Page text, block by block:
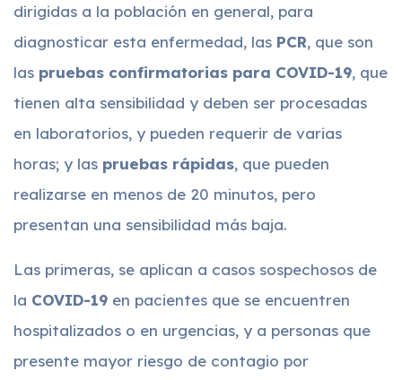
dirigidas a la población en general, para
diagnosticar esta enfermedad, las PCR, que son
las pruebas confirmatorias para COVID-19, que
tienen alta sensibilidad y deben ser procesadas
en laboratorios, y pueden requerir de varias
horas; y las pruebas rápidas, que pueden
realizarse en menos de 20 minutos, pero
presentan una sensibilidad más baja.
Las primeras, se aplican a casos sospechosos de
la COVID-19 en pacientes que se encuentren
hospitalizados o en urgencias, y a personas que
presente mayor riesgo de contagio por